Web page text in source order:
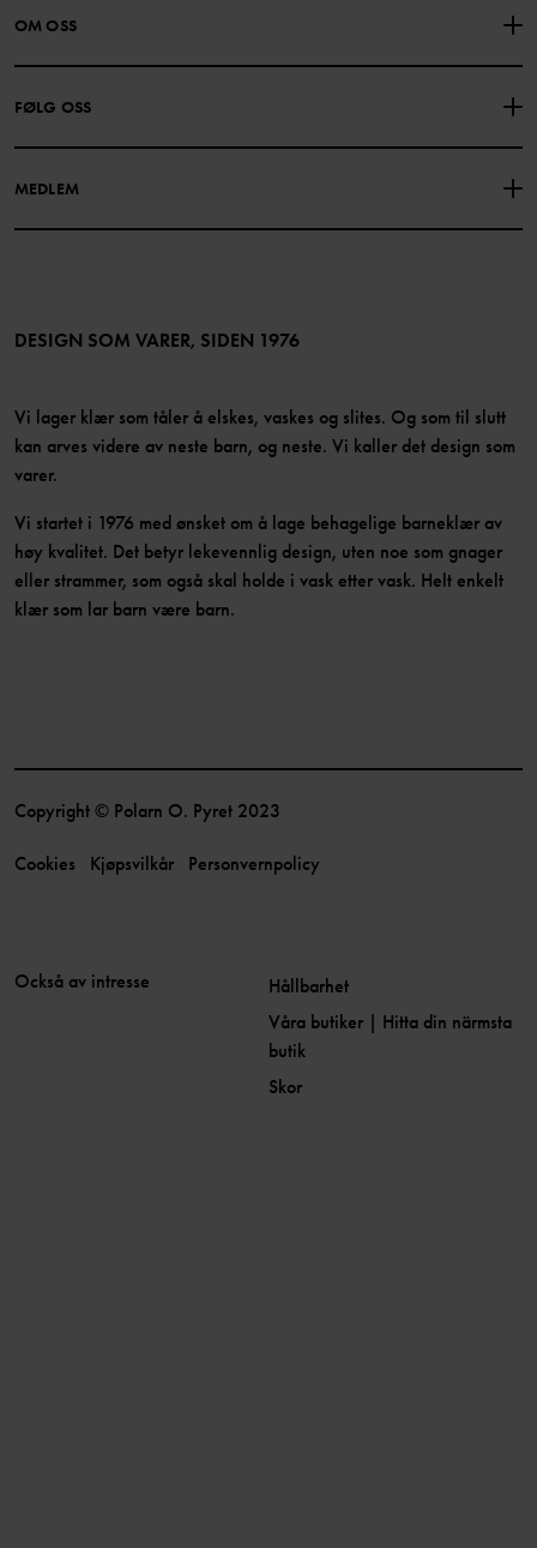
KONTAKTE OSS
GAVEKORTSALDO KJØPSVILKÅR
PERSONVERNPOLICY
OM OSS
FØLG OSS
MEDLEM
Bli medlem
DESIGN SOM VARER, SIDEN 1976
Vi lager klær som tåler å elskes, vaskes og slites. Og som til slutt
kan arves videre av neste barn, og neste. Vi kaller det design som
varer.
Vi startet i 1976 med ønsket om å lage behagelige barneklær av
høy kvalitet. Det betyr lekevennlig design, uten noe som gnager
eller strammer, som også skal holde i vask etter vask. Helt enkelt
klær som lar barn være barn.
Copyright © Polarn O. Pyret 2023
Cookies Kjøpsvilkår Personvernpolicy
Också av intresse
Hållbarhet
Våra butiker | Hitta din närmsta
butik
Skor